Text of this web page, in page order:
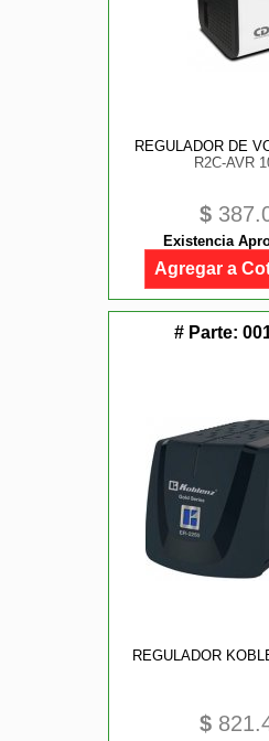
REGULADOR DE
R2C-AVR
$
Existencia
Agregar a
# Parte:
REGULADOR
$